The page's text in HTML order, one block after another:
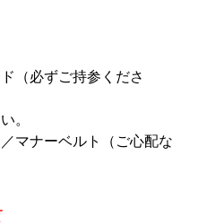
（必ずご持参くださ
。
マナーベルト（ご心配な